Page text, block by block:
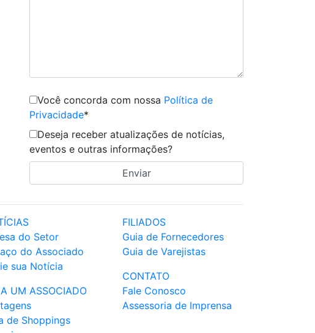
Você concorda com nossa Política de
Privacidade*
Deseja receber atualizações de notícias,
eventos e outras informações?
do Setor
do Associado
sua Notícia
UM ASSOCIADO
de Shoppings
FILIADOS
Guia de Fornecedores
Guia de Varejistas
CONTATO
Fale Conosco
Assessoria de Imprensa